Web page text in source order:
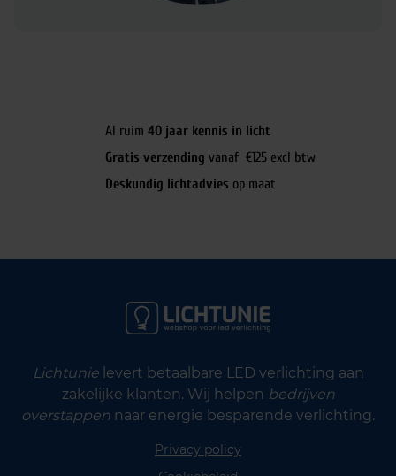
Al ruim 40 jaar kennis in licht
Gratis verzending vanaf €125 excl btw
Deskundig lichtadvies op maat
Lichtunielevert betaalbare LED verlichting aan
zakelijke klanten. Wij helpen bedrijven
overstappen naar energie besparende verlichting.
Privacy policy